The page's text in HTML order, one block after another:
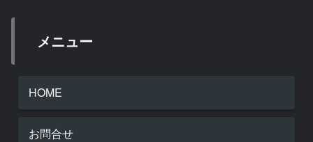
メニュー
HOME
お問合せ